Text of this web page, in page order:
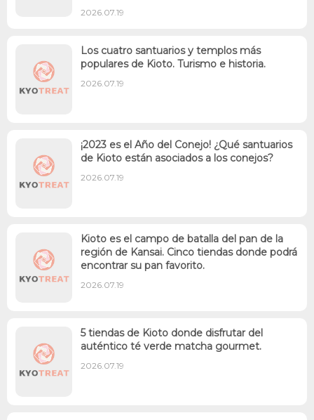
2026.07.19
Los cuatro santuarios y templos más
populares de Kioto. Turismo e historia.
2026.07.19
¡2023 es el Año del Conejo! ¿Qué santuarios
de Kioto están asociados a los conejos?
2026.07.19
Kioto es el campo de batalla del pan de la
región de Kansai. Cinco tiendas donde podrá
encontrar su pan favorito.
2026.07.19
5 tiendas de Kioto donde disfrutar del
auténtico té verde matcha gourmet.
2026.07.19